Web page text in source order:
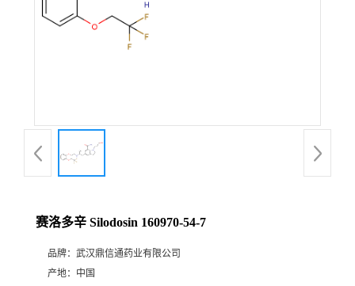
产
赛洛多辛 Silodosin 160970-54-7
品牌： 武汉鼎信通药业有限公司
产地： 中国